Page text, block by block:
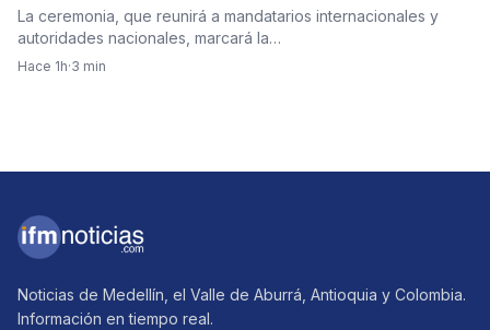
La ceremonia, que reunirá a mandatarios internacionales y
autoridades nacionales, marcará la…
Hace 1h·3 min
Noticias de Medellín, el Valle de Aburrá, Antioquia y Colombia.
Información en tiempo real.